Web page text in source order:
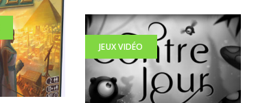
JEUX VIDÉO